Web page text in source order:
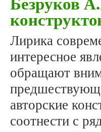
Лирика
интересное
обращают
авторские
соотнести с